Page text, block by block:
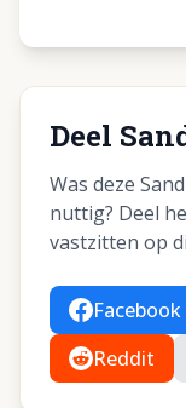
Deel
Was deze
nuttig? Deel
vastzitten op
Facebook
Reddit